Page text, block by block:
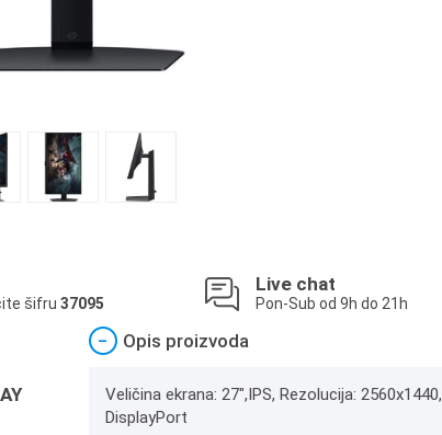
šifru 37095
Live chat
Pon-Sub od 9h do 21h
− Opis proizvoda
Veličina ekrana: 27",IPS, Rezolucija:
DisplayPort